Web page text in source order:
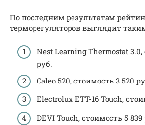
По последним результатам
терморегуляторов выглядит
Nest Learning Thermostat 3.0,
руб.
Caleo 520, стоимость 3 520
Electrolux ETT-16 Touch,
DEVI Touch, стоимость 5 839